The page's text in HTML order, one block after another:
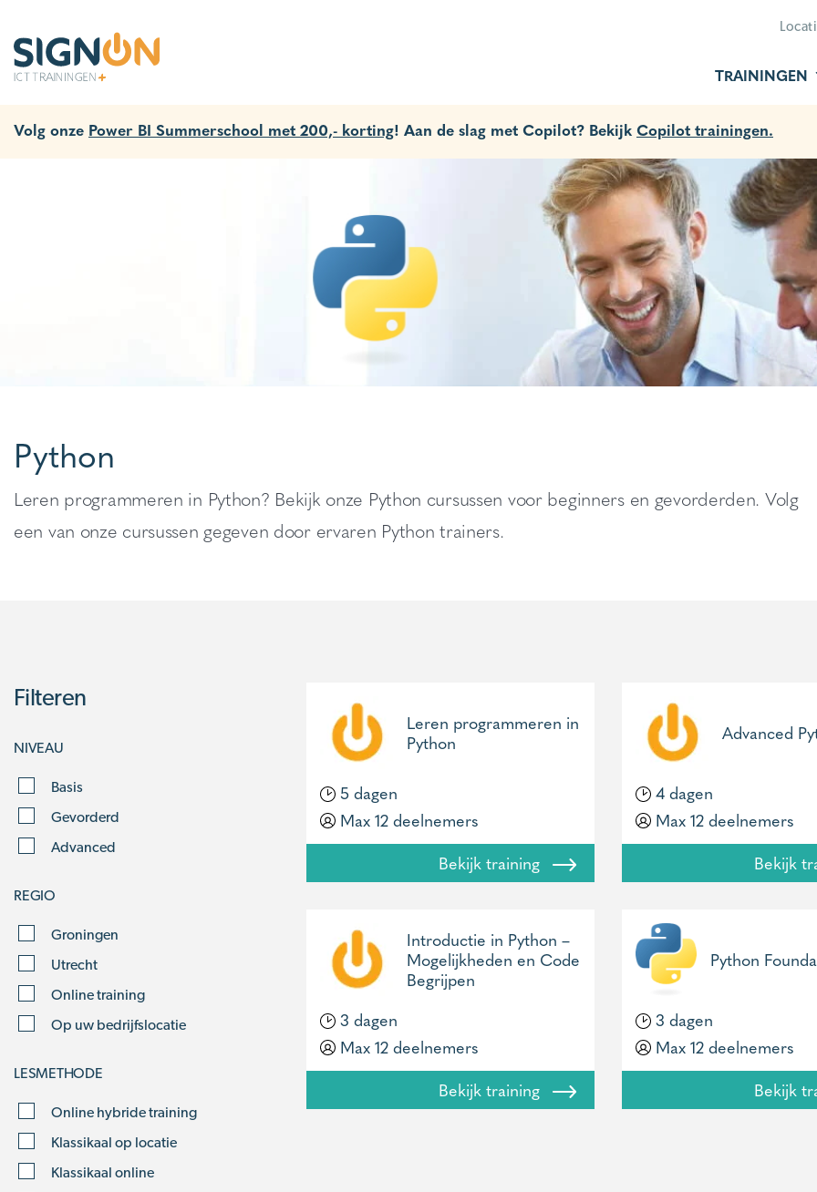
TRAININGEN
Volg onze Power BI Summerschool met 200,- korting! Aan de slag met Copilot? Bekijk Copilot trainingen.
Python
Leren programmeren in Python? Bekijk onze Python cursussen voor beginners en gevorderden. Volg
een van onze cursussen gegeven door ervaren Python trainers.
Filteren
NIVEAU
Basis
Gevorderd
Advanced
REGIO
Groningen
Utrecht
Online training
Op uw bedrijfslocatie
LESMETHODE
Online hybride training
Klassikaal op locatie
Klassikaal online
Leren programmeren in
Python
5 dagen
Max 12 deelnemers
Bekijk training
Advanced
4 dagen
Max 12 deelnemers
Bekijk
Introductie in Python –
Mogelijkheden en Code
Begrijpen
3 dagen
Max 12 deelnemers
Bekijk training
Python
3 dagen
Max 12 deelnemers
Bekijk